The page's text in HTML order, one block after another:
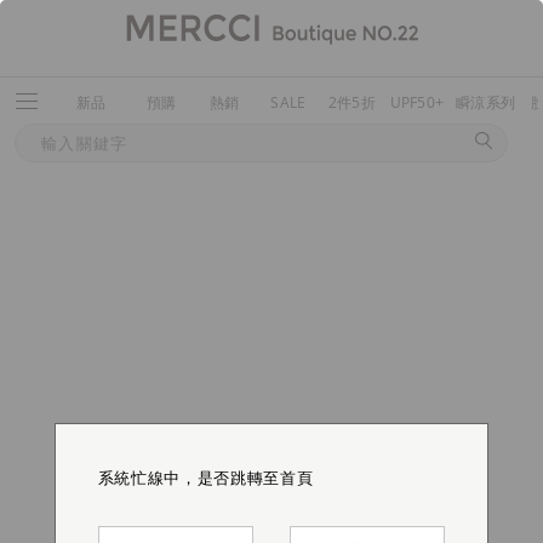
新品 預購 熱銷 SALE 2件5折 UPF50+ 瞬涼系列
系統忙線中，是否跳轉至首頁
系統忙線中，是否跳轉至首頁
系統忙線中，是否跳轉至首頁
系統忙線中，是否跳轉至首頁
系統忙線中，是否跳轉至首頁